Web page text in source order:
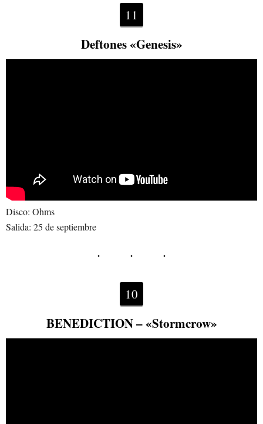
11
Deftones «Genesis»
Disco: Ohms
Salida: 25 de septiembre
10
BENEDICTION – «Stormcrow»